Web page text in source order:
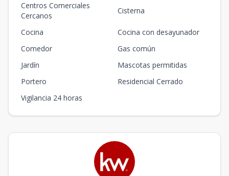
Centros Comerciales
Cercanos
Cisterna
Cocina
Cocina con desayunador
Comedor
Gas común
Jardín
Mascotas permitidas
Portero
Residencial Cerrado
Vigilancia 24 horas